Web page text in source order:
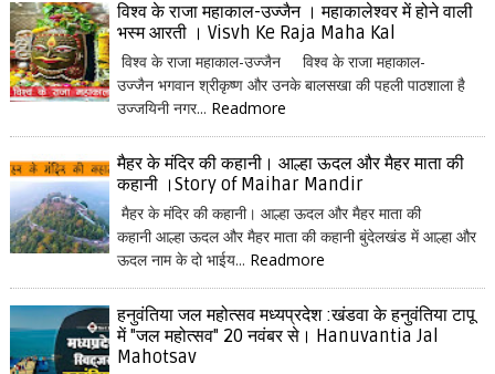
विश्व के राजा महाकाल-उज्जैन । महाकालेश्वर में होने वाली
भस्म आरती । Visvh Ke Raja Maha Kal
विश्व के राजा महाकाल-उज्जैन विश्व के राजा महाकाल-
उज्जैन भगवान श्रीकृष्ण और उनके बालसखा की पहली पाठशाला है
उज्जयिनी नगर... Readmore
मैहर के मंदिर की कहानी। आल्हा ऊदल और मैहर माता की
कहानी ।Story of Maihar Mandir
मैहर के मंदिर की कहानी। आल्हा ऊदल और मैहर माता की
कहानी आल्हा ऊदल और मैहर माता की कहानी बुंदेलखंड में आल्हा और
ऊदल नाम के दो भाईय... Readmore
हनुवंतिया जल महोत्सव मध्यप्रदेश :खंडवा के हनुवंतिया टापू
में "जल महोत्सव" 20 नवंबर से। Hanuvantia Jal
Mahotsav